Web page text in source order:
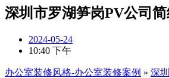
深圳市罗湖笋岗PV公司
2024-05-24
10:40 下午
办公室装修风格-办公室装修案例 » 深